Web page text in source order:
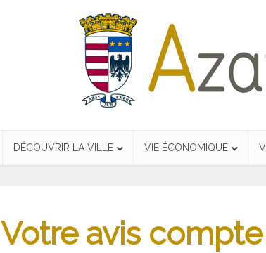
DÉCOUVRIR LA VILLE VIE ÉCONOMIQUE
Votre avis